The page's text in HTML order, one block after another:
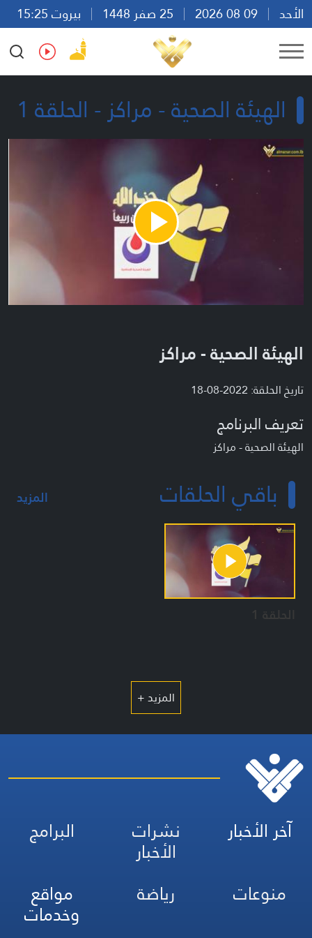
الأحد
بيروت 15:25
Ar
En Fr Es
الهيئة الصحية - مراكز - الحلقة 1
Play
Video
الهيئة الصحية - مراكز
تاريخ الحلقة: 2022-08-18
تعريف البرنامج
الهيئة الصحية - مراكز
باقي الحلقات المزيد
الحلقة 1
المزيد +
آخر الأخبار نشرات
الأخبار
البرامج
منوعات
رياضة مواقع
وخدمات